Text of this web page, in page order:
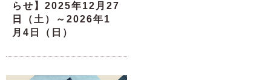
らせ】2025年12月27
日（土）～2026年1
月4日（日）